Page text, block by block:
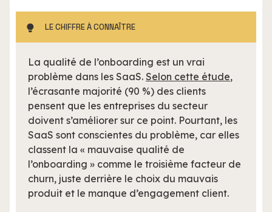
LE CHIFFRE À CONNAÎTRE
La qualité de l’onboarding est un vrai
problème dans les SaaS. Selon cette étude,
l’écrasante majorité (90 %) des clients
pensent que les entreprises du secteur
doivent s’améliorer sur ce point. Pourtant, les
SaaS sont conscientes du problème, car elles
classent la « mauvaise qualité de
l’onboarding » comme le troisième facteur de
churn, juste derrière le choix du mauvais
produit et le manque d’engagement client.